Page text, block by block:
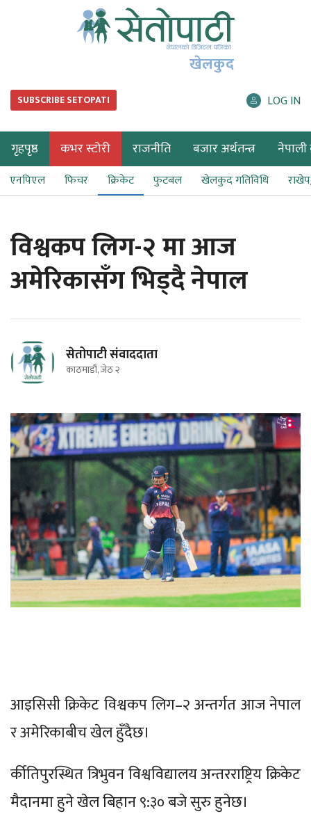
खेलकुद
SUBSCRIBE SETOPATI LOG IN
गृहपृष्ठ कभर स्टोरी राजनीति बजार अर्थतन्त्र नेपाली
एनपिएल फिचर क्रिकेट फुटबल खेलकुद गतिविधि
विश्वकप लिग-२ मा आज
अमेरिकासँग भिड्दै नेपाल
सेतोपाटी संवाददाता
काठमाडौं, जेठ २
आइसिसी क्रिकेट विश्वकप लिग–२ अन्तर्गत आज नेपाल
र अमेरिकाबीच खेल हुँदैछ।
र्कीतिपुरस्थित त्रिभुवन विश्वविद्यालय अन्तरराष्ट्रिय क्रिकेट
मैदानमा हुने खेल बिहान ९:३० बजे सुरु हुनेछ।